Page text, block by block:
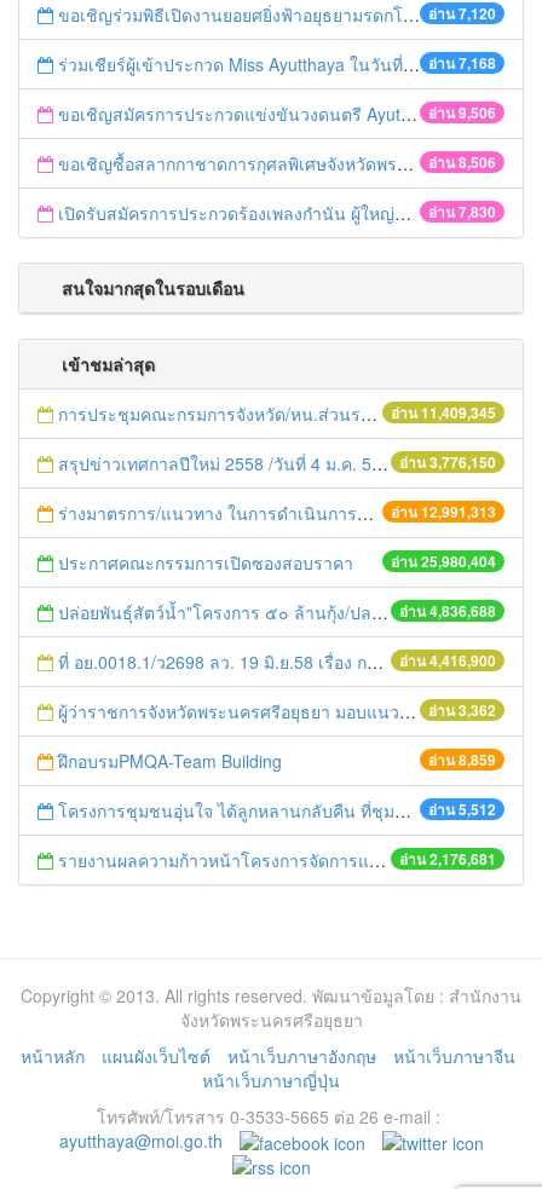
อ่าน 7,120
ขอเชิญร่วมพิธีเปิดงานยอยศยิ่งฟ้าอยุธยามรดกโลก
อ่าน 7,168
ร่วมเชียร์ผู้เข้าประกวด Miss Ayutthaya ในวันที่ 15 ธันวาคม 2560
อ่าน 9,506
ขอเชิญสมัครการประกวดแข่งขันวงดนตรี Ayutthaya battle of the bands
อ่าน 8,506
ขอเชิญซื้อสลากกาชาดการกุศลพิเศษจังหวัดพระนครศรีอยุธยา 2560
อ่าน 7,830
เปิดรับสมัครการประกวดร้องเพลงกำนัน ผู้ใหญ่บ้าน ฯลฯ
สนใจมากสุดในรอบเดือน
เข้าชมล่าสุด
อ่าน 11,409,345
การประชุมคณะกรมการจังหวัด/หน.ส่วนราชการประจำเดือน มิถุนายน 2558
อ่าน 3,776,150
สรุปข่าวเทศกาลปีใหม่ 2558 /วันที่ 4 ม.ค. 58
อ่าน 12,991,313
ร่างมาตรการ/แนวทาง ในการดำเนินการประกอบการตรวจราชการแบบบูรณาการ
อ่าน 25,980,404
ประกาศคณะกรรมการเปิดซองสอบราคา
อ่าน 4,836,688
ปล่อยพันธุ์สัตว์น้ำ"โครงการ ๕๐ ล้านกุ้ง/ปลา ฟื้นชีวิตใหม่ให้เจ้าพระยา
อ่าน 4,416,900
ที่ อย.0018.1/ว2698 ลว. 19 มิ.ย.58 เรื่อง การแก้ไขปัญหาหนี้สินให้แก่เกษตรกร
อ่าน 3,362
ผู้ว่าราชการจังหวัดพระนครศรีอยุธยา มอบแนวทางการทำงานแก่ข้าราชการเนื่องในวันแรกแห่งการทำงาน
อ่าน 8,859
ฝึกอบรมPMQA-Team Building
อ่าน 5,512
โครงการชุมชนอุ่นใจ ได้ลูกหลานกลับคืน ที่ชุมชนไผ่เขียว อ.บางปะอิน จ.พระนครศรีอยุธยา
อ่าน 2,176,681
รายงานผลความก้าวหน้าโครงการจัดการแก้ไขปัญหาขยะ สัปดาห์ที่ 9/2558
Copyright © 2013. All rights reserved. พัฒนาข้อมูลโดย : สำนักงาน
จังหวัดพระนครศรีอยุธยา
หน้าหลัก
แผนผังเว็บไซต์ หน้าเว็บภาษาอังกฤษ
หน้าเว็บภาษาจีน
หน้าเว็บภาษาญี่ปุ่น
โทรศัพท์/โทรสาร 0-3533-5665 ต่อ 26 e-mail :
ayutthaya@moi.go.th